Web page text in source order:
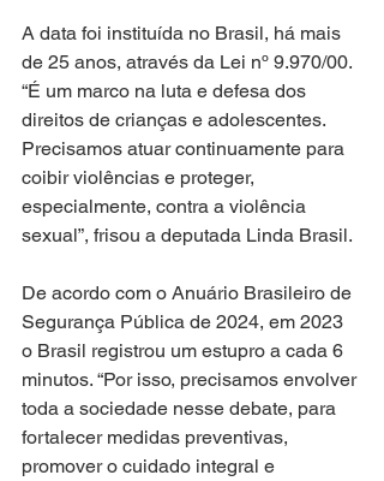
A data foi instituída no Brasil, há mais
de 25 anos, através da Lei nº 9.970/00.
“É um marco na luta e defesa dos
direitos de crianças e adolescentes.
Precisamos atuar continuamente para
coibir violências e proteger,
especialmente, contra a violência
sexual”, frisou a deputada Linda Brasil.
De acordo com o Anuário Brasileiro de
Segurança Pública de 2024, em 2023
o Brasil registrou um estupro a cada 6
minutos. “Por isso, precisamos envolver
toda a sociedade nesse debate, para
fortalecer medidas preventivas,
promover o cuidado integral e